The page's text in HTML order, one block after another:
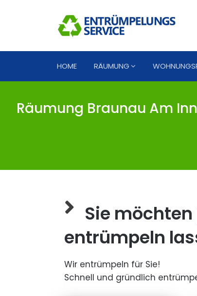
HOME RÄUMUNG
Räumung Braunau Am
Sie
entrümpeln
Wir entrümpeln für Sie!
Schnell und gründlich